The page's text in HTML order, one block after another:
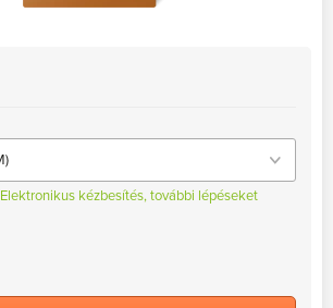
Elektronikus kézbesítés, további lépéseket